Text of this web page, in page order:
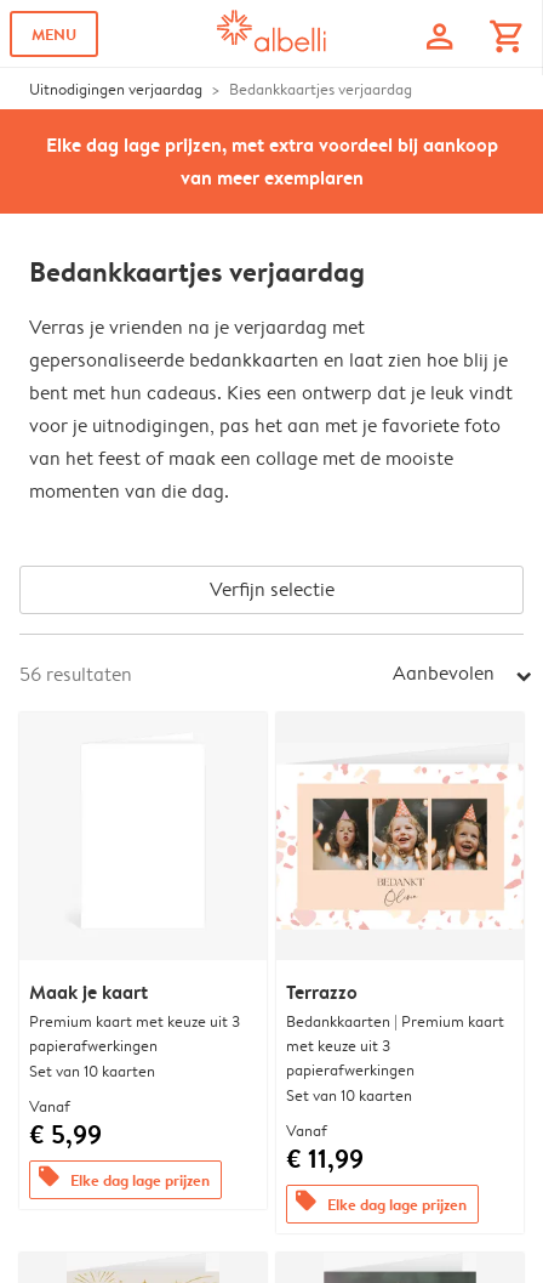
MENU profile shopping_cart
Uitnodigingen verjaardag Bedankkaartjes verjaardag
Elke dag lage prijzen, met extra voordeel bij aankoop
van meer exemplaren
Bedankkaartjes verjaardag
Verras je vrienden na je verjaardag met
gepersonaliseerde bedankkaarten en laat zien hoe blij je
bent met hun cadeaus. Kies een ontwerp dat je leuk vindt
voor je uitnodigingen, pas het aan met je favoriete foto
van het feest of maak een collage met de mooiste
momenten van die dag.
Verfijn selectie
56 resultaten Aanbevolen arrow_right
Maak je kaart
Premium kaart met keuze uit 3
papierafwerkingen
Set van 10 kaarten
Vanaf
€ 5,99
offers Elke dag lage prijzen
Terrazzo
Bedankkaarten | Premium kaart
met keuze uit 3
papierafwerkingen
Set van 10 kaarten
Vanaf
€ 11,99
offers Elke dag lage prijzen